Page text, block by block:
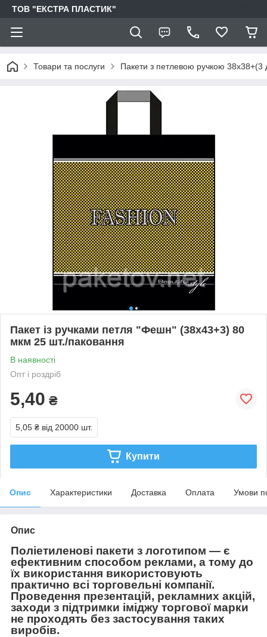
ТОВ "ЕКСТРА ПЛАСТИК"
Товари та послуги Пакети з петлевою ручкою 38х38+(3
Пакет із ручками петля "Фешн" (38х43+3) 80
мкм 25 шт./паковання
В наявності
Опт і роздріб
5,40 ₴
5,05 ₴ від 20000 шт.
Купити
Опис Характеристики Доставка Оплата Умови
Опис
Поліетиленові пакети з логотипом — є
ефективним способом реклами, а тому до
їх використання використовують
практично всі торговельні компанії.
Проведення презентацій, рекламних акцій,
заходи з підтримки іміджу торгової марки
не проходять без застосування таких
виробів.